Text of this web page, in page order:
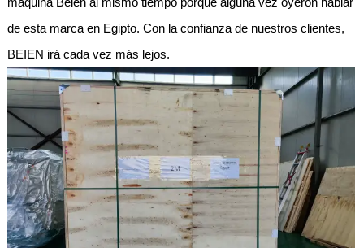
de esta marca en Egipto. Con la confianza de nuestros clientes,
BEIEN irá cada vez más lejos.